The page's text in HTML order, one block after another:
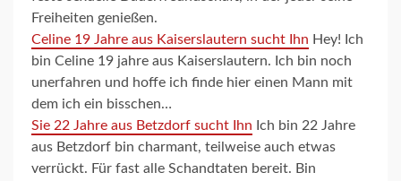
Freiheiten genießen.
Celine 19 Jahre aus Kaiserslautern sucht Ihn Hey! Ich
bin Celine 19 jahre aus Kaiserslautern. Ich bin noch
unerfahren und hoffe ich finde hier einen Mann mit
dem ich ein bisschen…
Sie 22 Jahre aus Betzdorf sucht Ihn Ich bin 22 Jahre
aus Betzdorf bin charmant, teilweise auch etwas
verrückt. Für fast alle Schandtaten bereit. Bin